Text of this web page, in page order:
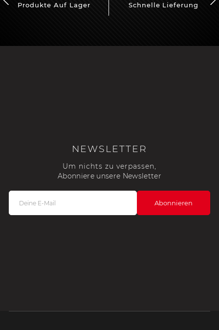
Produkte Auf Lager Schnelle Lieferung
NEWSLETTER
Um nichts zu verpassen,
Abonniere unsere Newsletter